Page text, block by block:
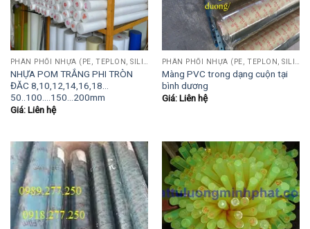
NHỰA POM TRẮNG PHI TRÒN
ĐĂC 8,10,12,14,16,18…
50..100….150…200mm
Giá: Liên hệ
Màng PVC trong dạng cuộn tại
bình dương
Giá: Liên hệ